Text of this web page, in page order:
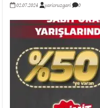
02.07.2024 yarisruzgari 0